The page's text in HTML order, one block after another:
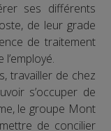
ses différents
de leur grade
de traitement
travailler de chez
s’occuper de
le groupe Mont
de concilier